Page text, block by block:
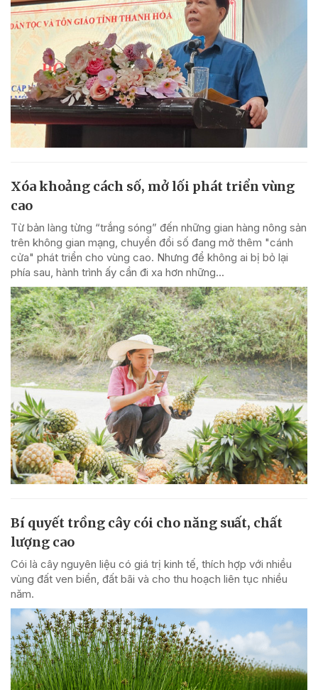
Xóa khoảng cách số, mở lối phát triển vùng
cao
Từ bản làng từng “trắng sóng” đến những gian hàng nông sản
trên không gian mạng, chuyển đổi số đang mở thêm "cánh
cửa" phát triển cho vùng cao. Nhưng để không ai bị bỏ lại
phía sau, hành trình ấy cần đi xa hơn những...
Bí quyết trồng cây cói cho năng suất, chất
lượng cao
Cói là cây nguyên liệu có giá trị kinh tế, thích hợp với nhiều
vùng đất ven biển, đất bãi và cho thu hoạch liên tục nhiều
năm.